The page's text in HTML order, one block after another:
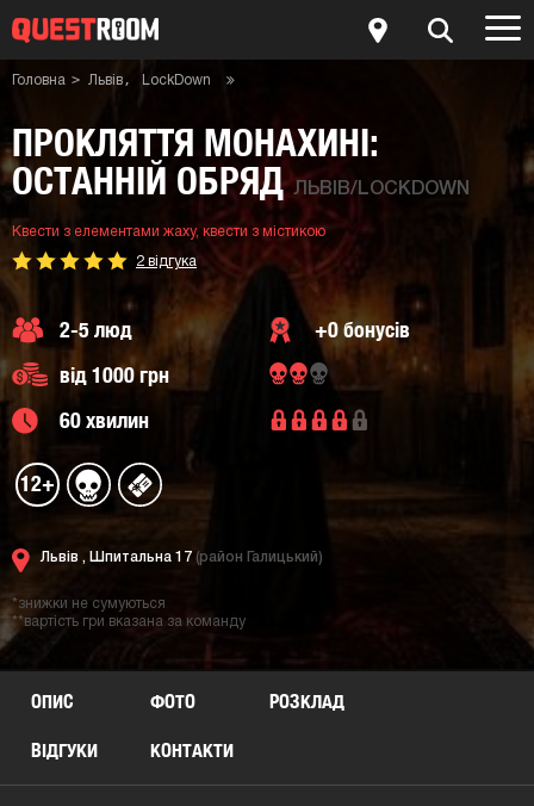
Головна Львів
LockDown
ПРОКЛЯТТЯ МОНАХИНІ:
ОСТАННІЙ ОБРЯДЛЬВІВ/LOCKDOWN
Квести з елементами жаху, квести з містикою
2 відгука
2-5 люд
+0 бонусів
від 1000 грн
60 хвилин
12+
Львів , Шпитальна 17 (район Галицький)
*знижки не сумуються
**вартість гри вказана за команду
ОПИС ФОТО РОЗКЛАД
ВІДГУКИ КОНТАКТИ